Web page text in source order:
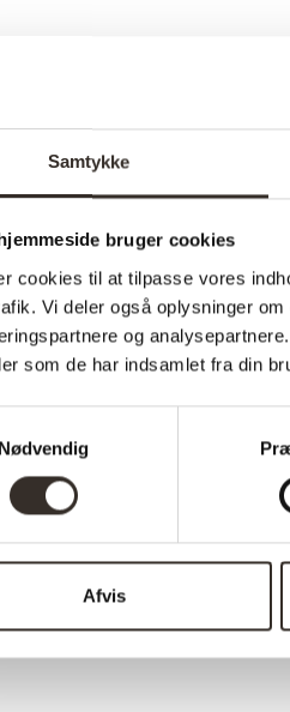
Samtykke
bruger cookies
cookies til at tilpasse vores
Vi deler også oplysninger
og
som de har indsamlet fra din
Nødvendig
Afvis